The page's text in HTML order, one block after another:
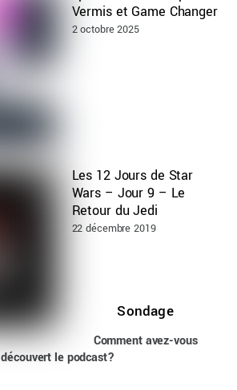
Vermis et Game Changer
2 octobre 2025
Les 12 Jours de Star
Wars – Jour 9 – Le
Retour du Jedi
22 décembre 2019
Sondage
Comment avez-vous
découvert le podcast?